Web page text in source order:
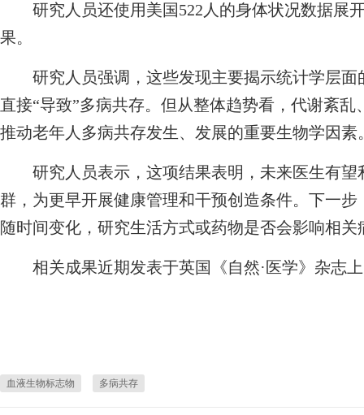
研究人员还使用美国522人的身体状况数据展
果。
研究人员强调，这些发现主要揭示统计学层面
直接“导致”多病共存。但从整体趋势看，代谢紊
推动老年人多病共存发生、发展的重要生物学因素
研究人员表示，这项结果表明，未来医生有望
群，为更早开展健康管理和干预创造条件。下一
随时间变化，研究生活方式或药物是否会影响相关
相关成果近期发表于英国《自然·医学》杂志
血液生物标志物 多病共存